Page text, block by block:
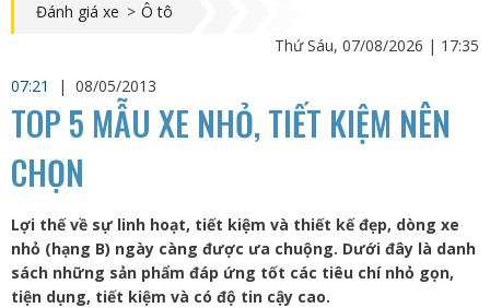
Đánh giá xe > Ô tô
Thứ Sáu, 07/08/2026 | 17:35
07:21
| 08/05/2013
TOP 5 MẪU XE NHỎ, TIẾT KIỆM NÊN
CHỌN
Lợi thế về sự linh hoạt, tiết kiệm và thiết kế đẹp, dòng xe
nhỏ (hạng B) ngày càng được ưa chuộng. Dưới đây là danh
sách những sản phẩm đáp ứng tốt các tiêu chí nhỏ gọn,
tiện dụng, tiết kiệm và có độ tin cậy cao.